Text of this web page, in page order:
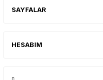
SAYFALAR
HESABIM